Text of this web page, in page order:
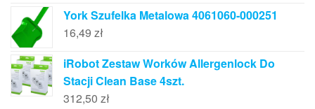
York Szufelka Metalowa 4061060-000251
16,49 zł
iRobot Zestaw Worków Allergenlock Do
Stacji Clean Base 4szt.
312,50 zł